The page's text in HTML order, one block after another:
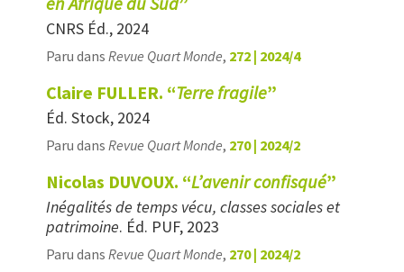
CNRS Éd., 2024
Paru dans Revue Quart Monde, 272 | 2024/4
Claire FULLER. “Terre fragile”
Éd. Stock, 2024
Paru dans Revue Quart Monde, 270 | 2024/2
Nicolas DUVOUX. “L’avenir confisqué”
Inégalités de temps vécu, classes sociales et
patrimoine. Éd. PUF, 2023
Paru dans Revue Quart Monde, 270 | 2024/2